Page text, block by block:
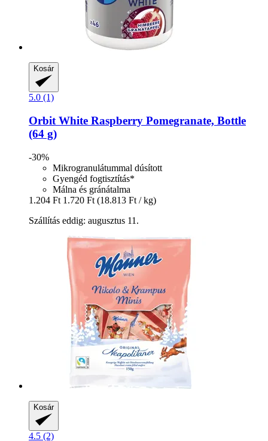
Kosár
5.0 (1)
Orbit White Raspberry Pomegranate, Bottle
(64 g)
-30%
Mikrogranulátummal dúsított
Gyengéd fogtisztítás*
Málna és gránátalma
1.204 Ft 1.720 Ft (18.813 Ft / kg)
Szállítás eddig: augusztus 11.
Kosár
4.5 (2)